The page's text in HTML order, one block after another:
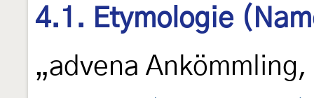
4.1. Etymologie
„advena